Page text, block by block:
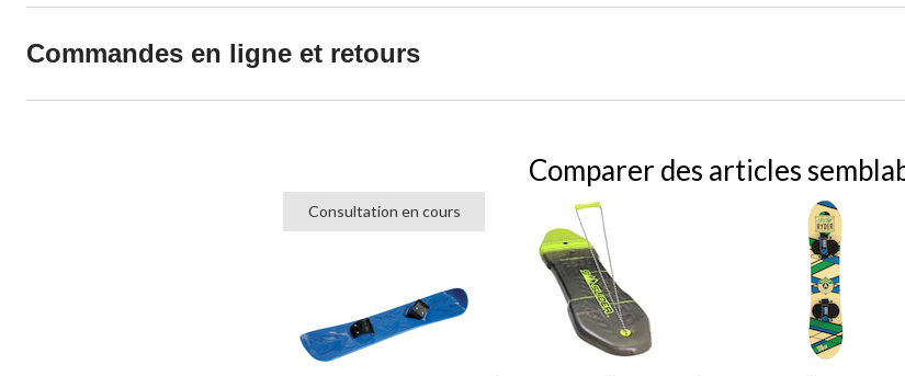
Commandes en ligne et retours
Comparer des articles
Consultation en cours